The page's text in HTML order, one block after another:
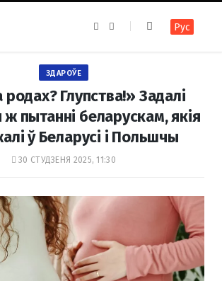
e
k
t
a
m
Рус
ЗДАРОЎЕ
Глупства!» Задалі
ж пытанні беларускам, якія
ў Беларусі і Польшчы
30 СТУДЗЕНЯ 2025, 11:30